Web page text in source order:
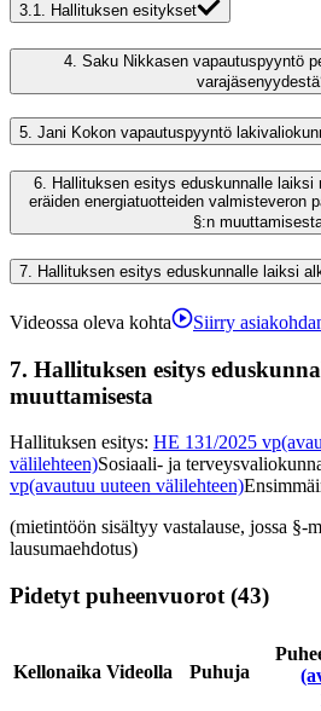
3.1. Hallituksen esitykset
4. Saku Nikkasen vapautuspyyntö
varajäsenyydestä
5. Jani Kokon vapautuspyyntö
6. Hallituksen esitys eduskunnalle
eräiden energiatuotteiden valmisteveron
§:n
7. Hallituksen esitys eduskunnalle laiksi
Videossa oleva kohta Siirry
7. Hallituksen esitys
muuttamisesta
Hallituksen esitys: HE 131/2025 vp
välilehteen)Sosiaali- ja
vp(avautuu uuteen välilehteen)
(mietintöön sisältyy vastalause, jossa §-
lausumaehdotus)
Pidetyt puheenvuorot (43)
Kellonaika Videolla Puhuja